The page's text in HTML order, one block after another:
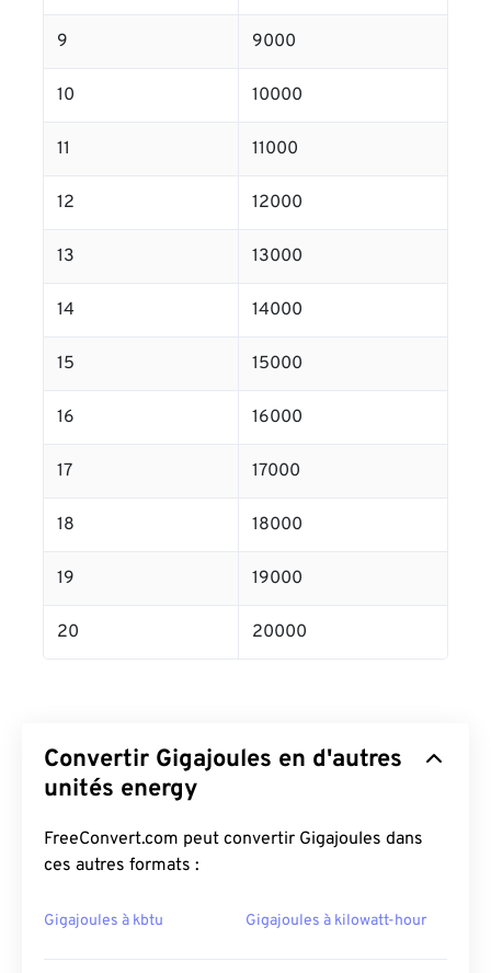
9 9000
10 10000
11 11000
12 12000
13 13000
14 14000
15 15000
16 16000
17 17000
18 18000
19 19000
20 20000
Convertir Gigajoules en d'autres
unités energy
FreeConvert.com peut convertir Gigajoules dans
ces autres formats :
Gigajoules à kbtu Gigajoules à kilowatt-hour